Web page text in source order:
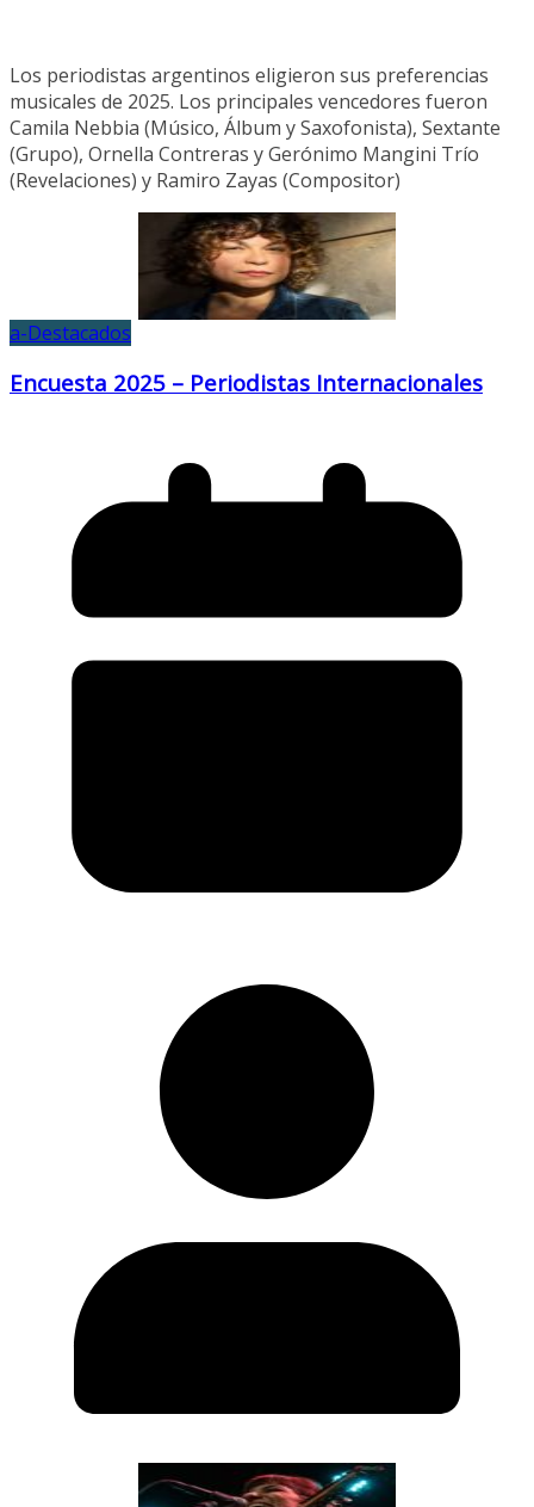
Los periodistas argentinos eligieron sus preferencias
musicales de 2025. Los principales vencedores fueron
Camila Nebbia (Músico, Álbum y Saxofonista), Sextante
(Grupo), Ornella Contreras y Gerónimo Mangini Trío
(Revelaciones) y Ramiro Zayas (Compositor)
a-Destacados
Encuesta 2025 – Periodistas Internacionales